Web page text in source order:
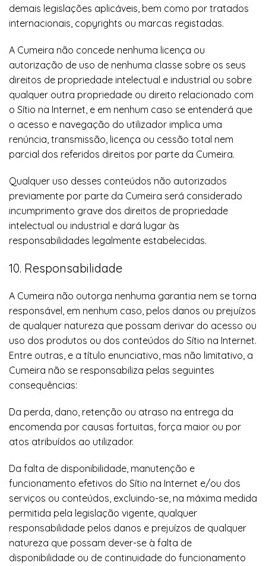
demais legislações aplicáveis, bem como por tratados
internacionais, copyrights ou marcas registadas.
A Cumeira não concede nenhuma licença ou
autorização de uso de nenhuma classe sobre os seus
direitos de propriedade intelectual e industrial ou sobre
qualquer outra propriedade ou direito relacionado com
o Sítio na Internet, e em nenhum caso se entenderá que
o acesso e navegação do utilizador implica uma
renúncia, transmissão, licença ou cessão total nem
parcial dos referidos direitos por parte da Cumeira.
Qualquer uso desses conteúdos não autorizados
previamente por parte da Cumeira será considerado
incumprimento grave dos direitos de propriedade
intelectual ou industrial e dará lugar às
responsabilidades legalmente estabelecidas.
10. Responsabilidade
A Cumeira não outorga nenhuma garantia nem se torna
responsável, em nenhum caso, pelos danos ou prejuízos
de qualquer natureza que possam derivar do acesso ou
uso dos produtos ou dos conteúdos do Sítio na Internet.
Entre outras, e a título enunciativo, mas não limitativo, a
Cumeira não se responsabiliza pelas seguintes
consequências:
Da perda, dano, retenção ou atraso na entrega da
encomenda por causas fortuitas, força maior ou por
atos atribuídos ao utilizador.
Da falta de disponibilidade, manutenção e
funcionamento efetivos do Sítio na Internet e/ou dos
serviços ou conteúdos, excluindo-se, na máxima medida
permitida pela legislação vigente, qualquer
responsabilidade pelos danos e prejuízos de qualquer
natureza que possam dever-se à falta de
disponibilidade ou de continuidade do funcionamento